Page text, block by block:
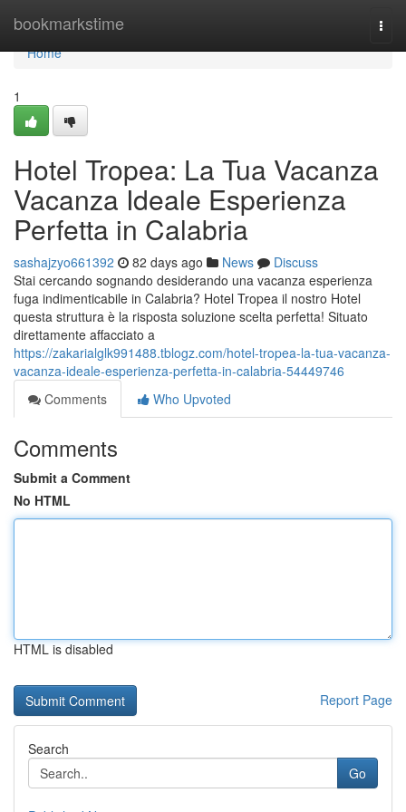
bookmarkstime
Home
Home
1
Hotel Tropea: La Tua Vacanza
Vacanza Ideale Esperienza
Perfetta in Calabria
sashajzyo661392 82 days ago News
Discuss
Stai cercando sognando desiderando una vacanza esperienza
fuga indimenticabile in Calabria? Hotel Tropea il nostro Hotel
questa struttura è la risposta soluzione scelta perfetta! Situato
direttamente affacciato a
https://zakarialglk991488.tblogz.com/hotel-tropea-la-tua-vacanza-
vacanza-ideale-esperienza-perfetta-in-calabria-54449746
Comments
Who Upvoted
Comments
Submit a Comment
No HTML
HTML is disabled
Report Page
Search
Go